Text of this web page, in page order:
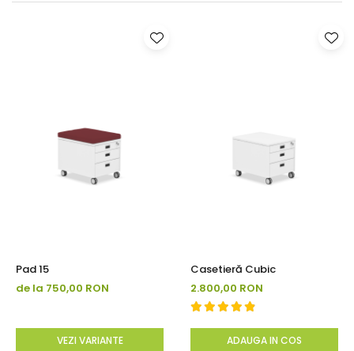
Pad 15
de la 750,00 RON
VEZI VARIANTE
Casetieră Cubic
2.800,00 RON
ADAUGA IN COS